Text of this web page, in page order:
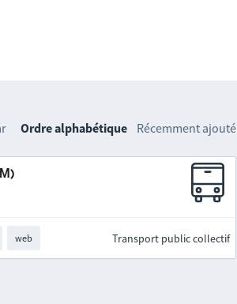
Ordre alphabétique Récemment ajouté
web Transport public collectif